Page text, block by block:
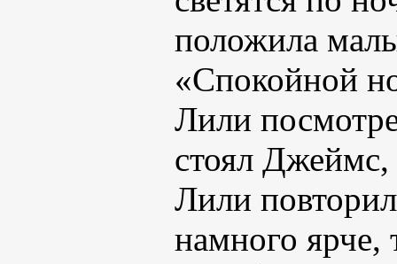
положила
«Спокойной
Лили
стоял Джеймс,
Лили
намного ярче,